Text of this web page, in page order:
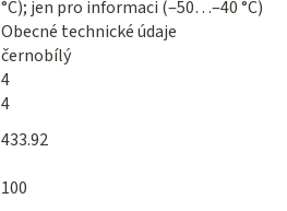
°C); jen pro informaci (‒50…‒40 °C)
Obecné technické údaje
černobílý
4
4
433.92
100